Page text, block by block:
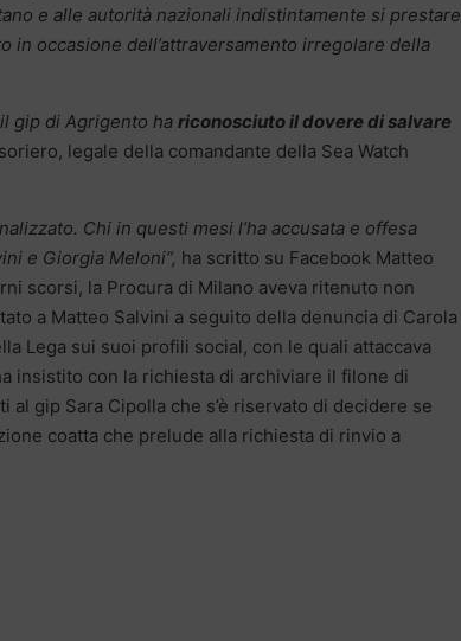
e alle autorità nazionali indistintamente si prestare
occasione dell’attraversamento irregolare della
gip di Agrigento ha riconosciuto il dovere di salvare
legale della comandante della Sea Watch
Chi in questi mesi l’ha accusata e offesa
e Giorgia Meloni”, ha scritto su Facebook Matteo
scorsi, la Procura di Milano aveva ritenuto non
a Matteo Salvini a seguito della denuncia di Carola
Lega sui suoi profili social, con le quali attaccava
insistito con la richiesta di archiviare il filone di
gip Sara Cipolla che s’è riservato di decidere se
coatta che prelude alla richiesta di rinvio a